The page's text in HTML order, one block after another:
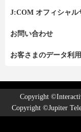
J:COM オフィシャル
お問い合わせ
お客さまのデータ利
Copyright
Copyright ©Jupiter